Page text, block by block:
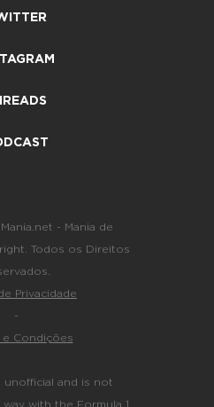
- Mania de
Todos os Direitos
Privacidade
-
e Condições
unofficial and is not
with the Formula 1